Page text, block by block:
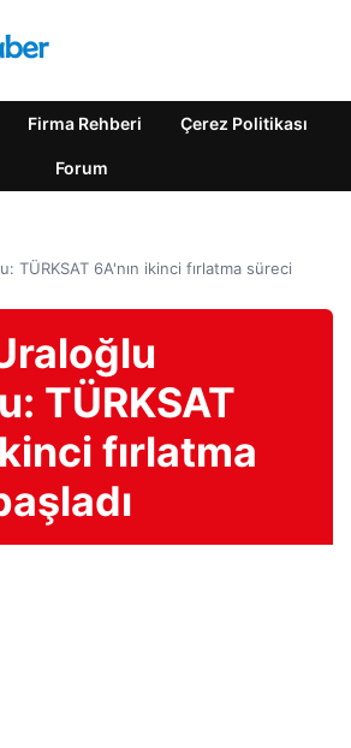
Firma Rehberi Çerez Politikası
Forum
TÜRKSAT 6A'nın ikinci fırlatma süreci
TÜRKSAT
fırlatma